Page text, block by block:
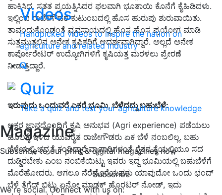
Videos
Handpicked videos to inspire the nation on
agriculture and related industry
Quiz
Take a quiz and test your agriculture knowledge
Magazine
Subscribe to our print & digital magazines now
Subscribe
We're social. Connect with us on:
ಹಾಕಿಸಿದ. ಸತತ ಪ್ರಯತ್ನಿಸಿದರ ಫಲವಾಗಿ ಭೂತಾಯಿ ಕೊನೆಗೆ ಕೈಹಿಡಿದಳು.
ಇಲ್ಲಿಂದ ರಾಜೇಗೌಡರ ಕುಟುಂಬದಲ್ಲಿ ಹೊಸ ಹುರುಪು ಶುರುವಾಯಿತು.
ತಾವಂದುಕೊಂಡಂತೆ ವ್ಯವಸಾಯದಲ್ಲಿ ಹೊಸ ಹೊಸ ಪ್ರಯೋಗ ಮಾಡಿ
ಸುತ್ತಮುತ್ತಲಿನ ಅನೇಕ ಕೃಷಿಕರಿಗೆ ಆದರ್ಶವಾಗಿದ್ದಾರೆ. ಅಲ್ಲದೆ ಅನೇಕ
ಕಾರ್ಪೋರೇಟರ್ ಉದ್ಯೋಗಿಗಳಿಗೆ ಕೃಷಿಯತ್ತ ಮರಳಲು ಪ್ರೇರಣೆ
ನೀಡುತ್ತಿದ್ದಾರೆ.
ಇರುವುದು ಒಂದುವರೆ ಎಕರೆ ಭೂಮಿ, ಬೆಳೆದದ್ದು ಬಹುಬೆಳೆ:
ಅಕ್ಷರ ಜ್ಞಾನದೊಂದಿಗೆ ಕೃಷಿ ಅನುಭವ (Agri experience) ಪಡೆಯಲು
ಹೊಲಕ್ಕೆ ಇಳಿದ ಯುವರೈತ ರಾಜೇಗೌಡರು ಏಕ ಬೆಳೆ ನಂಬಲಿಲ್ಲ. ಬಹು
ಬೆಳೆಯಲ್ಲಿ ಭದ್ರತೆ ಕಂಡಿದ್ದಾರೆ.ವ್ಯಾಪಾರಿಗಳಂತೆ ರೈತರ ಕೈಯಲ್ಲಿಯೂ ಸದ
ದುಡ್ಡಿರಬೇಕು ಎಂಬ ನಂಬಿಕೆಯಿಟ್ಟು ಇವರು ಇದ್ದ ಭೂಮಿಯಲ್ಲಿ ಬಹುಬೆಳೆಗೆ
ಮೊರೆಹೋದರು. ಆಗಲೂ ನೆರೆಹೊರೆಯವರು ಯಾವುದೋ ಒಂದು ಛಂದ್
ಬೆಳೆ ತೆಗೆದ್ ಬಿಟ್ಟು ಏನೋ ಮಾಡಕ್ ಹೊರಟರ್ ನೋಡ್, ಇದು